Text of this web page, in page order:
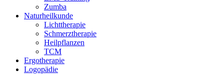
Zumba
Naturheilkunde
Lichttherapie
Schmerztherapie
Heilpflanzen
TCM
Ergotherapie
Logopädie